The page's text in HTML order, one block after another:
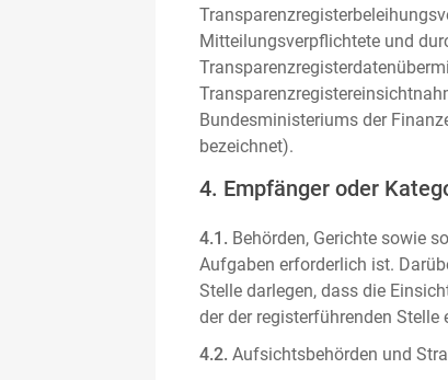
Mitteilungsverpflichtete und
Bundesministeriums der
bezeichnet).
4. Empfänger oder
4.1. Behörden, Gerichte sowie
Aufgaben erforderlich ist.
Stelle darlegen, dass die
der der registerführenden Stelle
4.2. Aufsichtsbehörden und